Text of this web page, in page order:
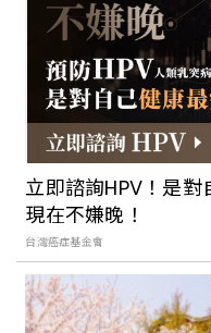
立即諮詢HPV！是
現在不嫌晚！
台灣癌症基金會